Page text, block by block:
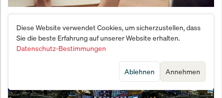
Bewertungslücke Investoren in 2026 überrascht
Diese Website verwendet Cookies, um sicherzustellen, dass
Sie die beste Erfahrung auf unserer Website erhalten.
Datenschutz-Bestimmungen
Annehmen
Ablehnen